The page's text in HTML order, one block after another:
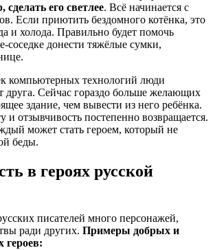
его светлее. Всё начинается с
Если приютить бездомного котёнка, это
и холода. Правильно будет помочь
соседке донести тяжёлые сумки,
компьютерных технологий люди
друга. Сейчас гораздо больше желающих
здание, чем вывести из него ребёнка.
и отзывчивость постепенно возвращается.
может стать героем, который не
беды.
в героях русской
писателей много персонажей,
ради других. Примеры добрых и
героев: